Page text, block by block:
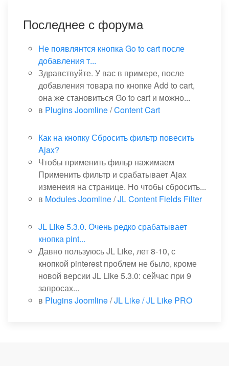
Последнее с форума
Не появлянтся кнопка Go to cart после
добавления т...
Здравствуйте. У вас в примере, после
добавления товара по кнопке Add to cart,
она же становиться Go to cart и можно...
в Plugins Joomline/Content Cart
Как на кнопку Сбросить фильтр повесить
Ajax?
Чтобы применить фильр нажимаем
Применить фильтр и срабатывает Ajax
изменеия на странице. Но чтобы сбросить...
в Modules Joomline/JL Content Fields Filter
JL Like 5.3.0. Очень редко срабатывает
кнопка pint...
Давно пользуюсь JL Like, лет 8-10, с
кнопкой pinterest проблем не было, кроме
новой версии JL Like 5.3.0: сейчас при 9
запросах...
в Plugins Joomline/JL Like / JL Like PRO